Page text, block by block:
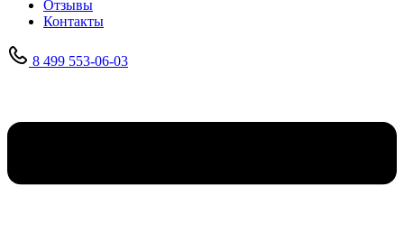
Отзывы
Контакты
8 499 553-06-03